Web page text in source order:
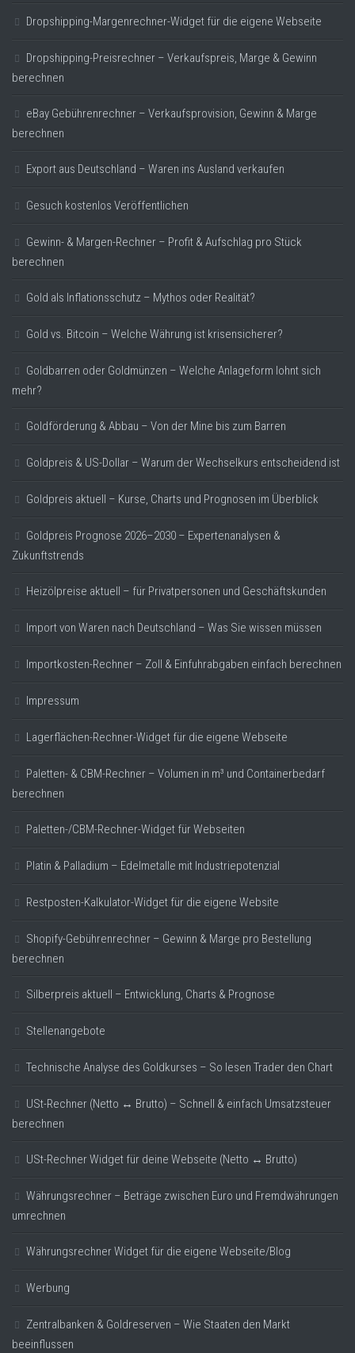
Dropshipping-Margenrechner-Widget für die eigene Webseite
Dropshipping-Preisrechner – Verkaufspreis, Marge & Gewinn
berechnen
eBay Gebührenrechner – Verkaufsprovision, Gewinn & Marge
berechnen
Export aus Deutschland – Waren ins Ausland verkaufen
Gesuch kostenlos Veröffentlichen
Gewinn- & Margen-Rechner – Profit & Aufschlag pro Stück
berechnen
Gold als Inflationsschutz – Mythos oder Realität?
Gold vs. Bitcoin – Welche Währung ist krisensicherer?
Goldbarren oder Goldmünzen – Welche Anlageform lohnt sich
mehr?
Goldförderung & Abbau – Von der Mine bis zum Barren
Goldpreis & US-Dollar – Warum der Wechselkurs entscheidend ist
Goldpreis aktuell – Kurse, Charts und Prognosen im Überblick
Goldpreis Prognose 2026–2030 – Expertenanalysen &
Zukunftstrends
Heizölpreise aktuell – für Privatpersonen und Geschäftskunden
Import von Waren nach Deutschland – Was Sie wissen müssen
Importkosten-Rechner – Zoll & Einfuhrabgaben einfach berechnen
Impressum
Lagerflächen-Rechner-Widget für die eigene Webseite
Paletten- & CBM-Rechner – Volumen in m³ und Containerbedarf
berechnen
Paletten-/CBM-Rechner-Widget für Webseiten
Platin & Palladium – Edelmetalle mit Industriepotenzial
Restposten-Kalkulator-Widget für die eigene Website
Shopify-Gebührenrechner – Gewinn & Marge pro Bestellung
berechnen
Silberpreis aktuell – Entwicklung, Charts & Prognose
Stellenangebote
Technische Analyse des Goldkurses – So lesen Trader den Chart
USt-Rechner (Netto ↔ Brutto) – Schnell & einfach Umsatzsteuer
berechnen
USt-Rechner Widget für deine Webseite (Netto ↔ Brutto)
Währungsrechner – Beträge zwischen Euro und Fremdwährungen
umrechnen
Währungsrechner Widget für die eigene Webseite/Blog
Werbung
Zentralbanken & Goldreserven – Wie Staaten den Markt
beeinflussen